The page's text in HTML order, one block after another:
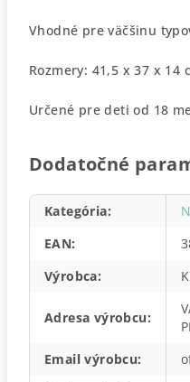
Vhodné pre väčšinu
Rozmery: 41,5 x 37 x 14
Určené pre deti od 18
Dodatočné
Kategória:
EAN:
Výrobca:
Adresa výrobcu:
Email výrobcu: